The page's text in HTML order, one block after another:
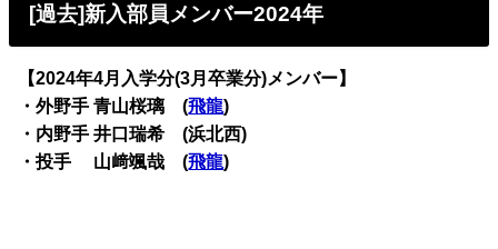
[過去]新入部員メンバー2024年
【2024年4月入学分(3月卒業分)メンバー】
・外野手 青山桜璃 (飛龍)
・内野手 井口瑞希 (浜北西)
・投手 山﨑颯哉 (飛龍)